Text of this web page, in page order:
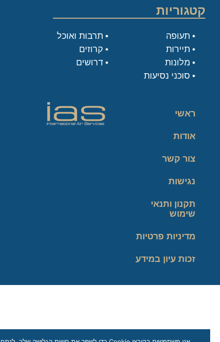
קטגוריות
תעופה
תיירות
מלונות
סוכני נסיעות
תרבות ואוכל
קרוזים
דרושים
ראשי
אודות
צור קשר
נגישות
תקנון ותנאי
שימוש
מדיניות פרטיות
זכות עיון במידע